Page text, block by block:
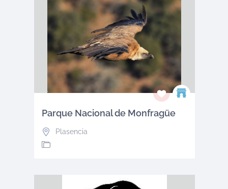
Parque Nacional de Monfragüe
Plasencia